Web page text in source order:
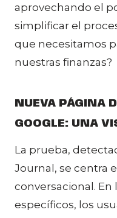
aprovechando el
simplificar el
que necesitamos
nuestras finanzas?
NUEVA PÁGINA
GOOGLE: UNA
La prueba,
Journal, se centra
conversacional.
específicos, los